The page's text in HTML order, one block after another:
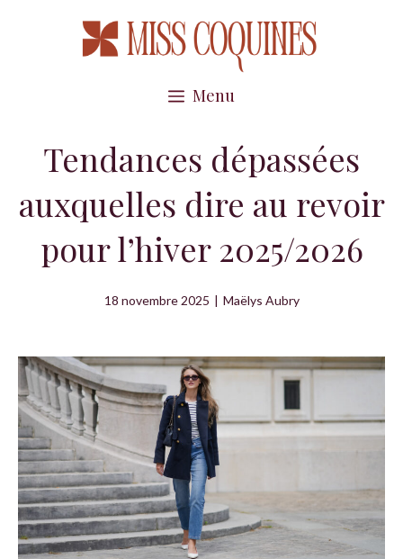
Menu
Tendances dépassées
auxquelles dire au revoir
pour l’hiver 2025/2026
18 novembre 2025 | Maëlys Aubry